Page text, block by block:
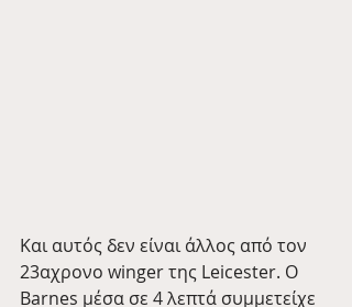
Και αυτός δεν είναι άλλος από τον
23αχρονο winger της Leicester. O
Barnes μέσα σε 4 λεπτά συμμετείχε